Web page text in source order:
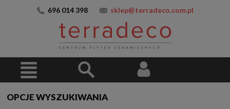
696 014 398 sklep@terradeco.com.pl
OPCJE WYSZUKIWANIA